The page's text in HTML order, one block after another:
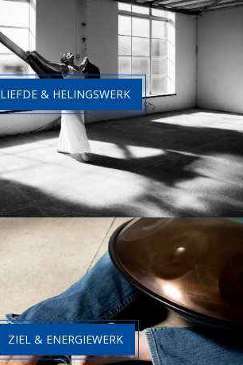
LIEFDE & HELINGSWERK
ZIEL & ENERGIEWERK